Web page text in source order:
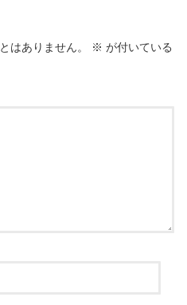
はありません。 ※ が付いている